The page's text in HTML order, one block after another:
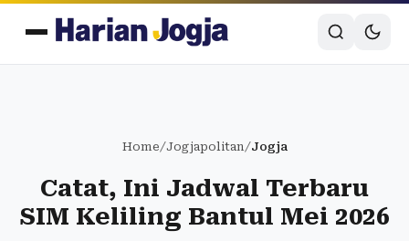
Home/Jogjapolitan/Jogja
Catat, Ini Jadwal Terbaru
SIM Keliling Bantul Mei 2026